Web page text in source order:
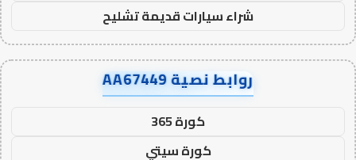
شراء سيارات قديمة تشليح
روابط نصية AA67449
كورة 365
كورة سيتي